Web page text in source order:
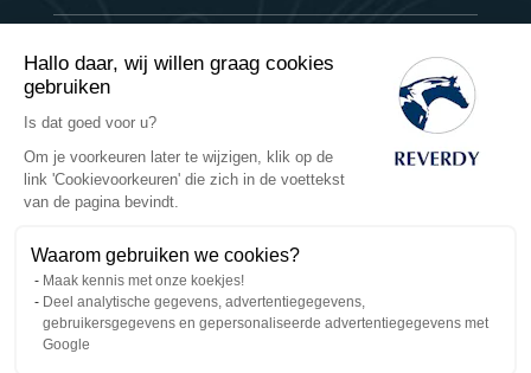
Hallo daar, wij willen graag cookies
gebruiken
Is dat goed voor u?
Om je voorkeuren later te wijzigen, klik op de
link 'Cookievoorkeuren' die zich in de voettekst
van de pagina bevindt.
Waarom gebruiken we cookies?
Maak kennis met onze koekjes!
Deel analytische gegevens, advertentiegegevens,
gebruikersgegevens en gepersonaliseerde advertentiegegevens met
Google
Banen
Contact
Granen verbeteraars
Mineralen- en Vitaminen supplementen
Voedingssupplementen
Reverdy Vet
Natuurlijke producten
Reverdy B2B
Levering
Veilige betaling
Retourbeleid
Bedrijfsgegevens
Cookies